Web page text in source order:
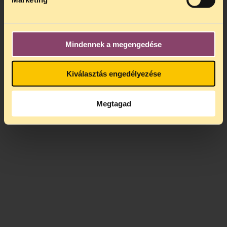
Mindennek a megengedése
Kiválasztás engedélyezése
Megtagad
címen. Az első 100 jelentkező juthat be.